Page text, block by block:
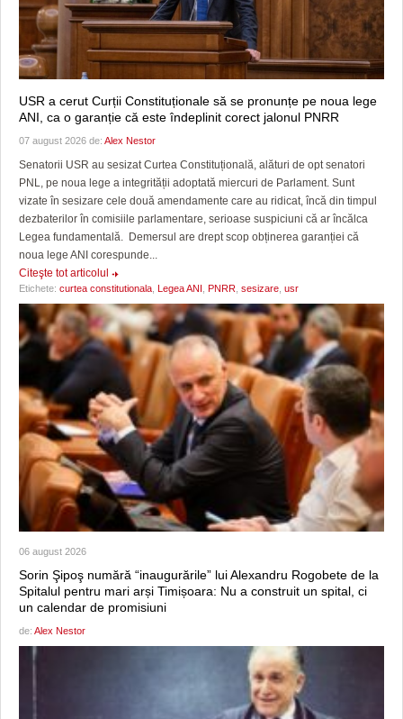
USR a cerut Curții Constituționale să se pronunțe pe noua lege
ANI, ca o garanție că este îndeplinit corect jalonul PNRR
07 august 2026 de: Alex Nestor
Senatorii USR au sesizat Curtea Constituțională, alături de opt senatori
PNL, pe noua lege a integrității adoptată miercuri de Parlament. Sunt
vizate în sesizare cele două amendamente care au ridicat, încă din timpul
dezbaterilor în comisiile parlamentare, serioase suspiciuni că ar încălca
Legea fundamentală. Demersul are drept scop obținerea garanției că
noua lege ANI corespunde...
Citeşte tot articolul
Etichete: curtea constitutionala, Legea ANI , PNRR, sesizare, usr
06 august 2026
Sorin Şipoş numără “inaugurările” lui Alexandru Rogobete de la
Spitalul pentru mari arși Timișoara: Nu a construit un spital, ci
un calendar de promisiuni
de: Alex Nestor